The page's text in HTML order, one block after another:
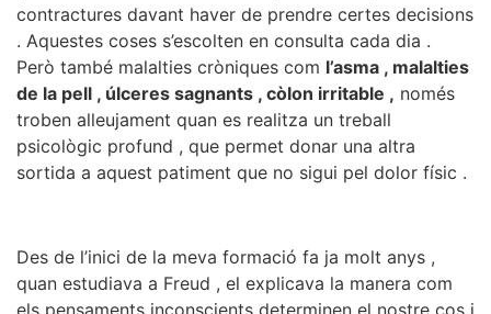
contractures davant haver de prendre certes decisions
. Aquestes coses s’escolten en consulta cada dia .
Però també malalties cròniques com l’asma , malalties
de la pell , úlceres sagnants , còlon irritable , només
troben alleujament quan es realitza un treball
psicològic profund , que permet donar una altra
sortida a aquest patiment que no sigui pel dolor físic .
Des de l’inici de la meva formació fa ja molt anys ,
quan estudiava a Freud , el explicava la manera com
els pensaments inconscients determinen el nostre cos i